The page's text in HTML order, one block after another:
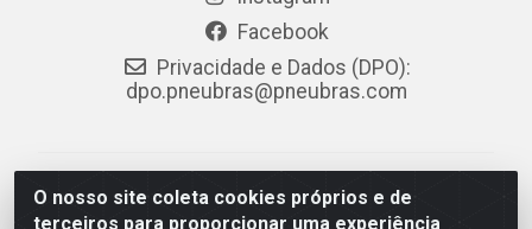
O nosso site coleta cookies próprios e de
terceiros para proporcionar uma experiência
Facebook
Privacidade e Dados (DPO):
dpo.pneubras@pneubras.com
PneuBras - Rodovia BR-101, KM 82 - Prazeres,
Jaboatão dos Guararapes/PE - CEP 54.335-000 - CNPJ